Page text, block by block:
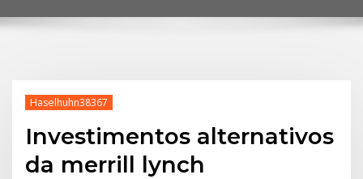
Haselhuhn38367
Investimentos alternativos
da merrill lynch